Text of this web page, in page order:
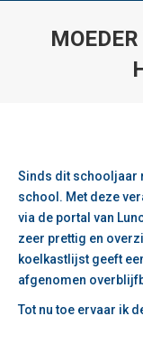
Sinds dit schooljaar
school. Met deze
via de portal van
zeer prettig en
koelkastlijst geeft
afgenomen
Tot nu toe ervaar ik